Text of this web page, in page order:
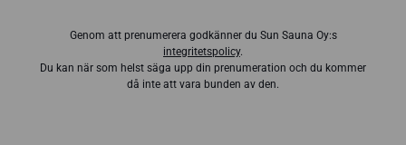
Genom att prenumerera godkänner du Sun Sauna Oy:s
integritetspolicy.
Du kan när som helst säga upp din prenumeration och du kommer
då inte att vara bunden av den.